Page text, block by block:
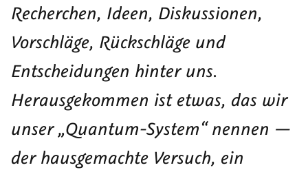
Recherchen, Ideen, Diskussionen,
Vorschläge, Rückschläge und
Entscheidungen hinter uns.
Herausgekommen ist etwas, das wir
unser „Quantum-System“ nennen —
der hausgemachte Versuch, ein